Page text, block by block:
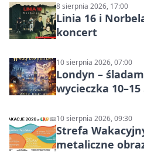
8 sierpnia 2026, 17:00
Linia 16 i
koncert
10 sierpnia 2026, 07:00
Londyn –
wycieczka
10 sierpnia 2026, 09:30
Strefa
metaliczne